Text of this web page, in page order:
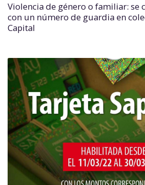
Violencia de género o familiar: se
con un número de guardia en
Capital